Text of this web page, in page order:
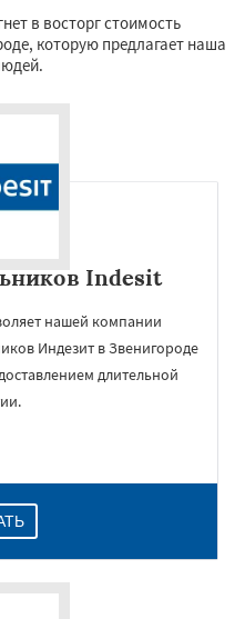
в восторг стоимость
которую предлагает наша
Indesit
нашей компании
Индезит в Звенигороде
длительной